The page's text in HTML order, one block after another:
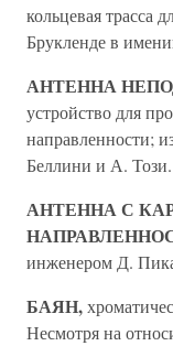
кольцевая трасса
Брукленде в
АНТЕННА
устройство для
направленности;
Беллини и А. Този.
АНТЕННА С
инженером Д.
БАЯН,
Несмотря на